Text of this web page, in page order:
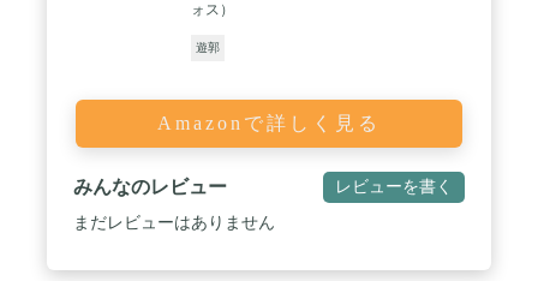
ォス）
遊郭
Amazonで詳しく見る
みんなのレビュー レビューを書く
まだレビューはありません